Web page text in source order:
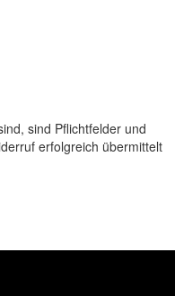
sind Pflichtfelder und
erfolgreich übermittelt